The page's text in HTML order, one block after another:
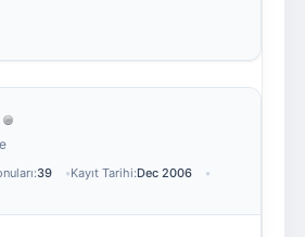
39 Kayıt Tarihi:Dec 2006